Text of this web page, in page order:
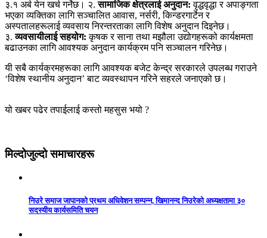
३.१ अर्ब येन खर्च गर्नेछ। २.सामाजिक क्षेत्रलाई अनुदान: वृद्धवृद्धा र अपाङ्गता
भएका व्यक्तिका लागि सञ्चालित आवास, नर्सरी, किन्डरगार्टेन र
अस्पतालहरूलाई व्यवसाय निरन्तरताका लागि विशेष अनुदान दिइनेछ।
३.व्यवसायीलाई सहयोग: कृषक र साना तथा मझौला उद्योगहरूको कार्यक्षमता
बढाउनका लागि आवश्यक अनुदान कार्यक्रम पनि सञ्चालन गरिनेछ।
यी सबै कार्यक्रमहरूका लागि आवश्यक बजेट केन्द्र सरकारले उपलब्ध गराउने
‘विशेष स्थानीय अनुदान’ बाट व्यवस्थापन गरिने सहरले जनाएको छ।
यो खबर पढेर तपाईलाई कस्तो महसुस भयो ?
मिल्दोजुल्दो समाचारहरू
निउरे समाज जापानको प्रथम अधिवेशन सम्पन्न, खिमानन्द निउरेको अध्यक्षतामा ३०
सदस्यीय कार्यसमिति चयन